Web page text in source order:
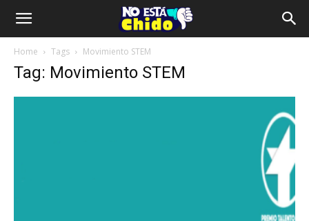
Home Tags Movimiento STEM
Tag: Movimiento STEM